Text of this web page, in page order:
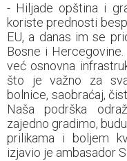
- Hiljade opština i
koriste prednosti
EU, a danas im se
Bosne i
već osnovna
što je važno za
bolnice, saobraćaj,
Naša podrška
zajedno gradimo,
prilikama i boljem
izjavio je ambasador